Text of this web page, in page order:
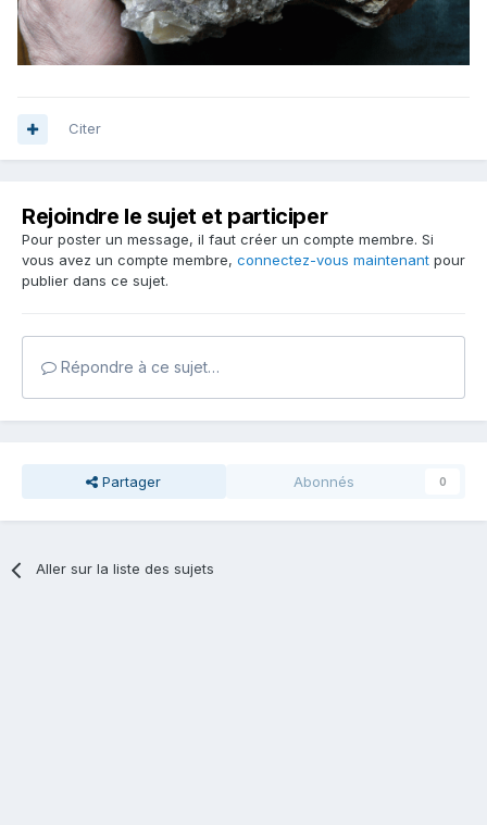
Citer
Rejoindre le sujet et participer
Pour poster un message, il faut créer un compte membre. Si
vous avez un compte membre, connectez-vous maintenant pour
publier dans ce sujet.
Répondre à ce sujet…
Partager Abonnés 0
Aller sur la liste des sujets